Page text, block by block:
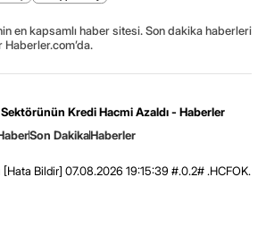
en kapsamlı haber sitesi. Son dakika haberleri
Sektörünün Kredi Hacmi Azaldı - Haberler
Son DakikaHaberler
[Hata Bildir] 07.08.2026 19:15:39 #.0.2# .HCFOK.